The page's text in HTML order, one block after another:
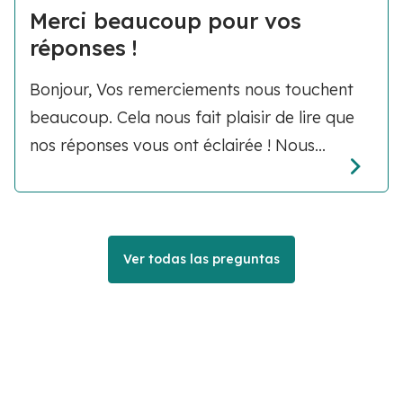
Merci beaucoup pour vos
réponses !
Bonjour, Vos remerciements nous touchent
beaucoup. Cela nous fait plaisir de lire que
nos réponses vous ont éclairée ! Nous...
Ver todas las preguntas